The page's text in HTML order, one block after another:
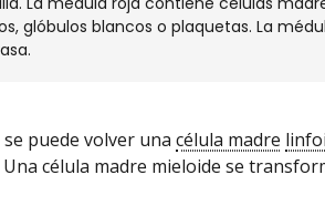
glóbulos blancos o plaquetas. La
puede volver una célula madre
Una célula madre mieloide se